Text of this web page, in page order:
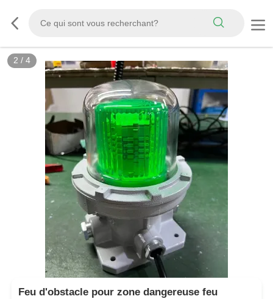
2 / 4
Feu d'obstacle pour zone dangereuse feu